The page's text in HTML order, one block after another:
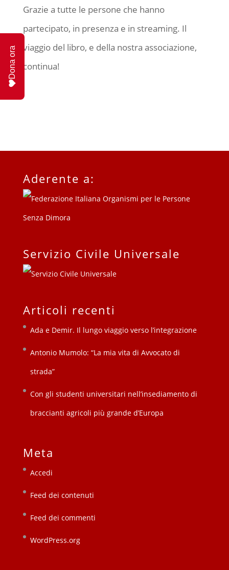
Grazie a tutte le persone che hanno
partecipato, in presenza e in streaming. Il
viaggio del libro, e della nostra associazione,
continua!
Aderente a:
Servizio Civile Universale
Articoli recenti
Ada e Demir. Il lungo viaggio verso l’integrazione
Antonio Mumolo: “La mia vita di Avvocato di
strada”
Con gli studenti universitari nell’insediamento di
braccianti agricoli più grande d’Europa
Meta
Accedi
Feed dei contenuti
Feed dei commenti
WordPress.org
Dona ora